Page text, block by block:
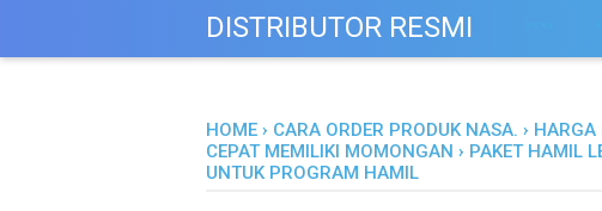
DISTRIBUTOR RESMI
HOME › CARA ORDER PRODUK NASA. › HARGA
CEPAT MEMILIKI MOMONGAN › PAKET HAMIL
UNTUK PROGRAM HAMIL